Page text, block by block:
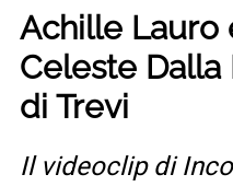
Achille Lauro
Celeste Dalla
di Trevi
Il videoclip di